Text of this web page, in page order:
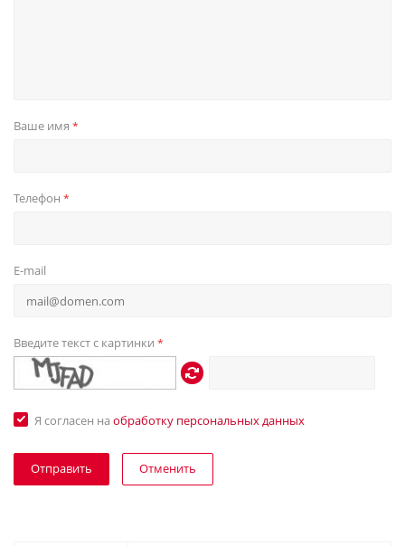
Ваше имя *
Телефон *
E-mail
Введите текст с картинки *
Я согласен на обработку персональных данных
Отменить